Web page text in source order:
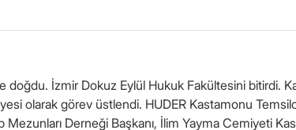
doğdu. İzmir Dokuz Eylül Hukuk Fakültesini bitirdi.
olarak görev üstlendi. HUDER Kastamonu
Mezunları Derneği Başkanı, İlim Yayma Cemiyeti